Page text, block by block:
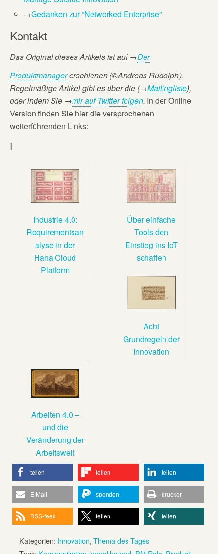
→Gedanken zur “Networked Enterprise”
Kontakt
Das Original dieses Artikels ist auf→Der
Produktmanagererschienen (©Andreas Rudolph).
Regelmäßige Artikel gibt es über die (→Mailingliste),
oderindem Sie →mir auf Twitter folgen. In der Online
Version finden Sie hier die versprochenen
weiterführenden Links:
I
Industrie 4.0:
Requirementsan
alyse in der
Hana Cloud
Platform
Über einfache
Tools den
Einstieg ins IoT
schaffen
Acht
Grundregeln der
Innovation
Arbeiten 4.0 –
und die
Veränderung der
Arbeitswelt
teilen teilen teilen
E-Mail spenden drucken
RSS-feed teilen teilen
Kategorien: Innovation, Thema des Tages